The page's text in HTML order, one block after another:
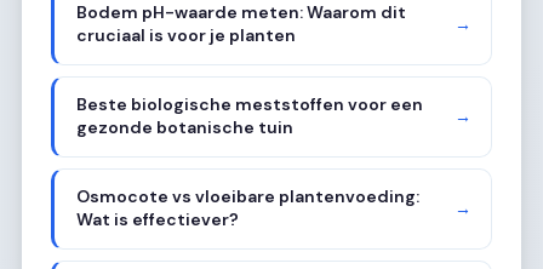
Bodem pH-waarde meten: Waarom dit
cruciaal is voor je planten
→
Beste biologische meststoffen voor een
gezonde botanische tuin
→
Osmocote vs vloeibare plantenvoeding:
Wat is effectiever?
→